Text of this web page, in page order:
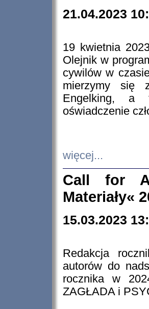
21.04.2023
19 kwietnia
Olejnik w
cywilów w
mierzymy się
Engelking, a
oświadczenie
więcej...
Call for
Materiały«
15.03.2023
Redakcja
autorów do
rocznika w
ZAGŁADA i